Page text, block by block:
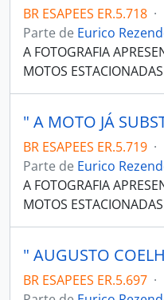
BR ESAPEES ER.5.718 ·
Parte de Eurico
A FOTOGRAFIA
MOTOS
BR ESAPEES ER.5.719 ·
Parte de Eurico
A FOTOGRAFIA
MOTOS
BR ESAPEES ER.5.697 ·